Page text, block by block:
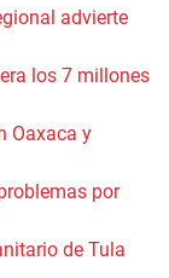
advierte
los 7 millones
Oaxaca y
por
de Tula